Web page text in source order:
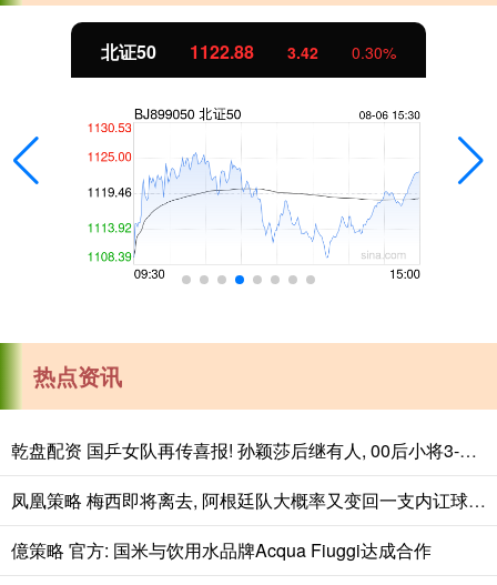
创业板指 3515.56 -19.58 -0.55%
热点资讯
乾盘配资 国乒女队再传喜报! 孙颖莎后继有人, 00后小将3-0横扫 &quot;战无不胜&quot;
凤凰策略 梅西即将离去, 阿根廷队大概率又变回一支内讧球队, 并进入低谷
億策略 官方: 国米与饮用水品牌Acqua Fiuggi达成合作